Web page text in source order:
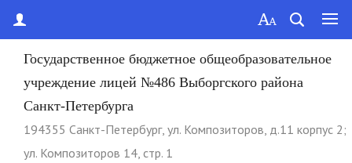
Государственное бюджетное общеобразовательное
учреждение лицей №486 Выборгского района
Санкт-Петербурга
194355 Cанкт-Петербург, ул. Композиторов, д.11 корпус 2;
ул. Композиторов 14, стр. 1